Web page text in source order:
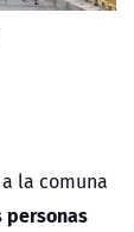
la comuna
personas